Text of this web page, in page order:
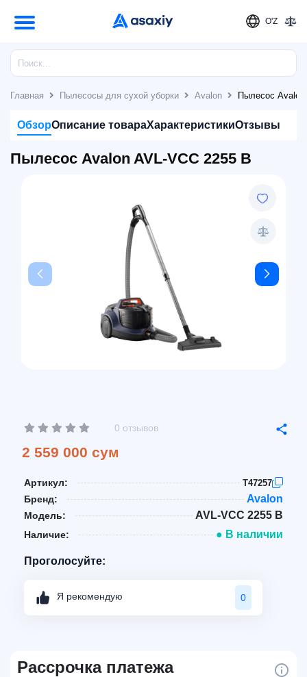
O'Z
Главная Пылесосы для сухой уборки Avalon Пылесос Avalon
ОбзорОписание товараХарактеристикиОтзывы
Пылесос Avalon AVL-VCC 2255 B
0 отзывов
2 559 000 сум
Артикул: T47257
Бренд: Avalon
Модель: AVL-VCC 2255 B
Наличие: ● В наличии
Проголосуйте:
Я рекомендую 0
Рассрочка платежа